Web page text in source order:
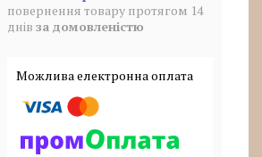
повернення товару протягом 14
днів за домовленістю